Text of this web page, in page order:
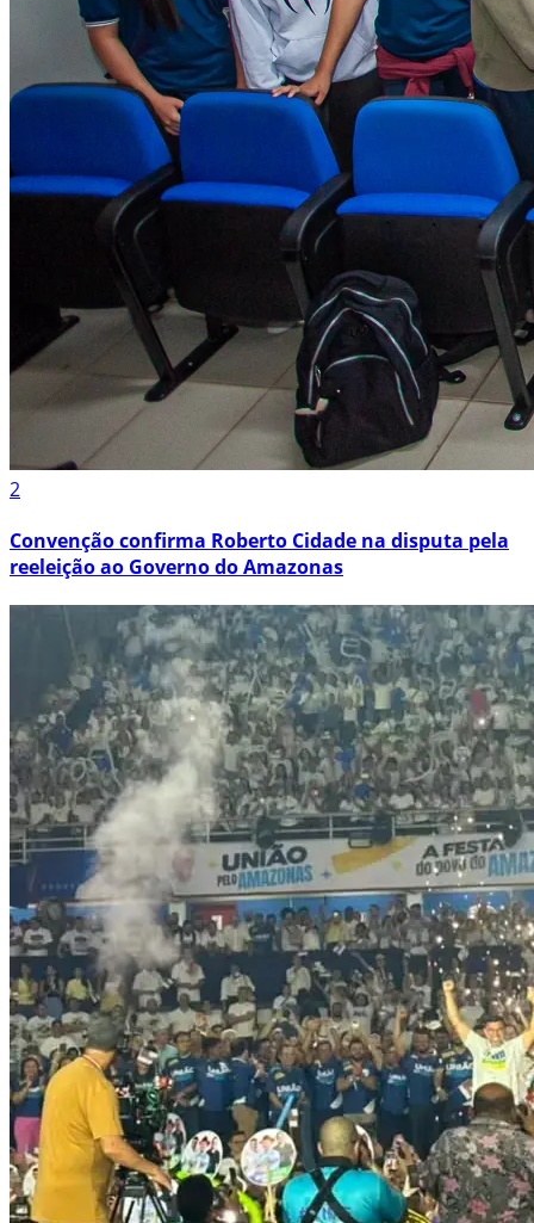
2
Convenção confirma Roberto Cidade na disputa pela
reeleição ao Governo do Amazonas